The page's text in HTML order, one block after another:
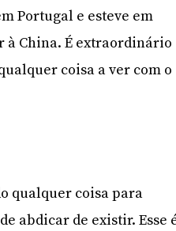
Portugal e esteve em
à China. É extraordinário
coisa a ver com o
qualquer coisa para
abdicar de existir. Esse